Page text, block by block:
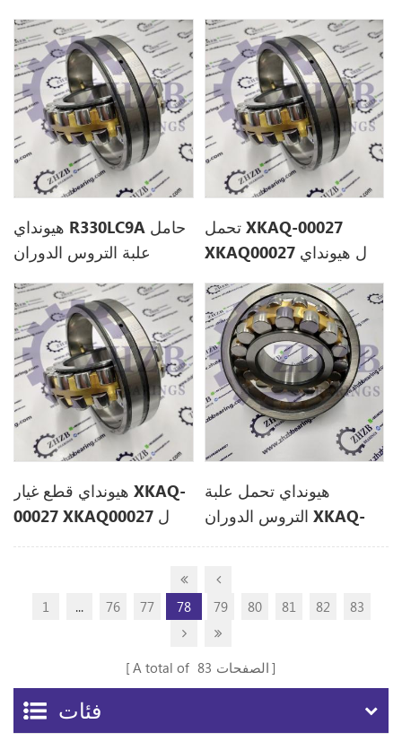
هيونداي R330LC9A حامل
علبة التروس الدوران
XKAQ00027
تحمل XKAQ-00027
XKAQ00027 ل هيونداي
هيونداي قطع غيار XKAQ-
00027 XKAQ00027 ل
R330LC9A
هيونداي تحمل علبة
التروس الدوران XKAQ-
00029 XKAQ00029 ل
1 ... 76 77 78 79 80 81 82 83
A total of 83 الصفحات
فئات